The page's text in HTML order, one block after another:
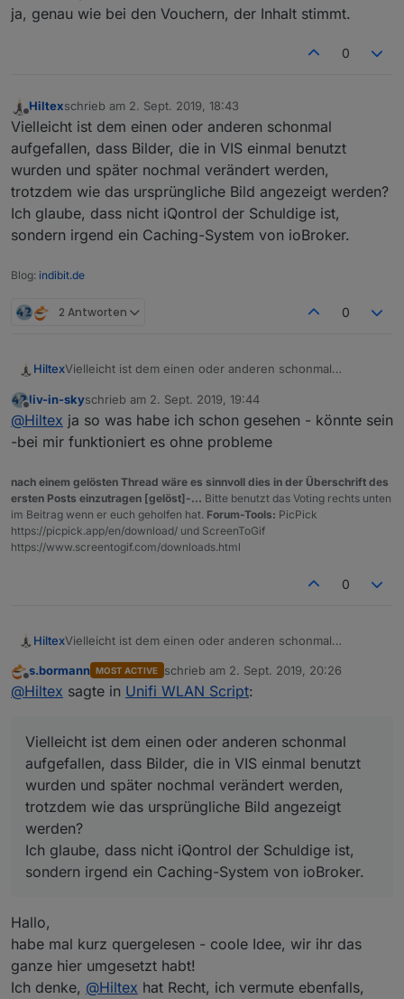
ja, genau wie bei den Vouchern, der Inhalt stimmt.
0
Offline
Hiltexschrieb am 2. Sept. 2019, 18:43
zuletzt editiert von
Vielleicht ist dem einen oder anderen schonmal
aufgefallen, dass Bilder, die in VIS einmal benutzt
wurden und später nochmal verändert werden,
trotzdem wie das ursprüngliche Bild angezeigt werden?
Ich glaube, dass nicht iQontrol der Schuldige ist,
sondern irgend ein Caching-System von ioBroker.
Blog: indibit.de
2 Antworten 0
HiltexVielleicht ist dem einen oder anderen schonmal
wurden und später nochmal verändert werden, trotzdem
wie das ursprüngliche Bild angezeigt werden?
Ich glaube, dass nicht iQontrol der Schuldige ist,
sondern irgend ein Caching-System von ioBroker.
Offline
liv-in-skyschrieb am 2. Sept. 2019, 19:44
zuletzt editiert von
@Hiltex ja so was habe ich schon gesehen - könnte sein
-bei mir funktioniert es ohne probleme
nach einem gelösten Thread wäre es sinnvoll dies in der Überschrift des
ersten Posts einzutragen [gelöst]-... Bitte benutzt das Voting rechts unten
im Beitrag wenn er euch geholfen hat. Forum-Tools: PicPick
https://picpick.app/en/download/ und ScreenToGif
https://www.screentogif.com/downloads.html
0
HiltexVielleicht ist dem einen oder anderen schonmal
wurden und später nochmal verändert werden, trotzdem
wie das ursprüngliche Bild angezeigt werden?
Offline
s.bormann MOST ACTIVE schrieb am 2. Sept. 2019, 20:26
zuletzt editiert von
@Hiltex sagte in Unifi WLAN Script:
Vielleicht ist dem einen oder anderen schonmal
aufgefallen, dass Bilder, die in VIS einmal benutzt
wurden und später nochmal verändert werden,
trotzdem wie das ursprüngliche Bild angezeigt
werden?
Ich glaube, dass nicht iQontrol der Schuldige ist,
sondern irgend ein Caching-System von ioBroker.
Hallo,
habe mal kurz quergelesen - coole Idee, wir ihr das
ganze hier umgesetzt habt!
Ich denke, @Hiltex hat Recht, ich vermute ebenfalls,